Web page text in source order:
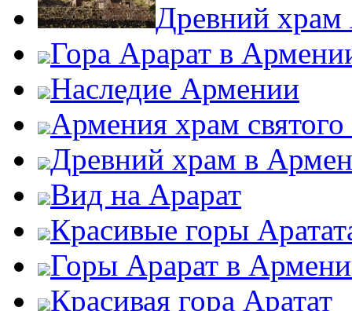
Древний
Гора Арарат в
Наследие Армении
Армения храм святого
Древний храм в
Вид на Арарат
Красивые горы
Горы Арарат в
Красивая гора Аратат